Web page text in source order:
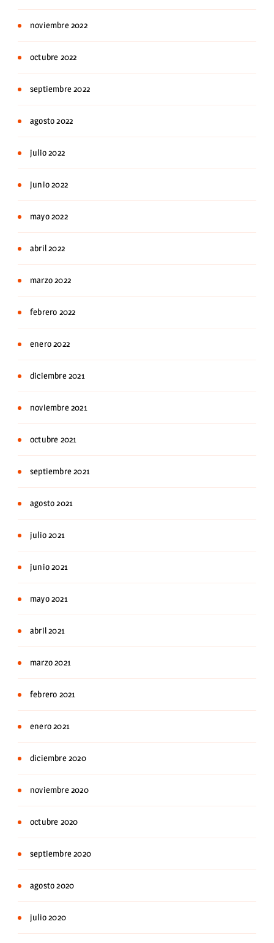
noviembre 2022
octubre 2022
septiembre 2022
agosto 2022
julio 2022
junio 2022
mayo 2022
abril 2022
marzo 2022
febrero 2022
enero 2022
diciembre 2021
noviembre 2021
octubre 2021
septiembre 2021
agosto 2021
julio 2021
junio 2021
mayo 2021
abril 2021
marzo 2021
febrero 2021
enero 2021
diciembre 2020
noviembre 2020
octubre 2020
septiembre 2020
agosto 2020
julio 2020